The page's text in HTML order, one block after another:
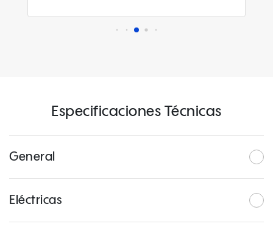
Especificaciones Técnicas
General
Eléctricas